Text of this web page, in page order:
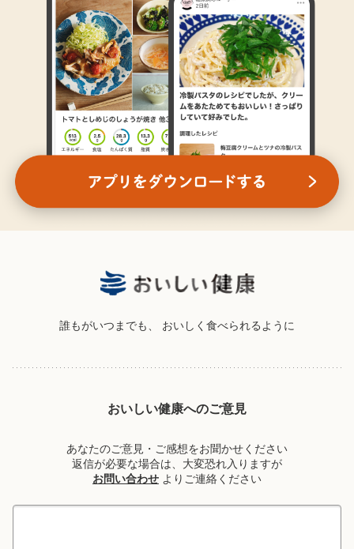
誰もがいつまでも、 おいしく食べられるように
おいしい健康へのご意見
あなたのご意見・ご感想をお聞かせください
返信が必要な場合は、大変恐れ入りますが
お問い合わせ よりご連絡ください